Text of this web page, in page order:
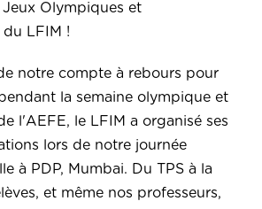
Jeux Olympiques et
du LFIM !
notre compte à rebours pour
la semaine olympique et
l'AEFE, le LFIM a organisé ses
lors de notre journée
à PDP, Mumbai. Du TPS à la
et même nos professeurs,